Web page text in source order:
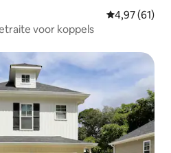
Gemiddelde
4,97 (61)
voor koppels